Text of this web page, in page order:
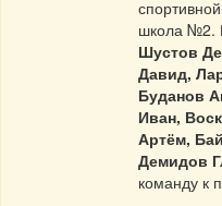
школа №2.
Шустов
Давид,
Буданов
Иван,
Артём,
Демидов
команду к